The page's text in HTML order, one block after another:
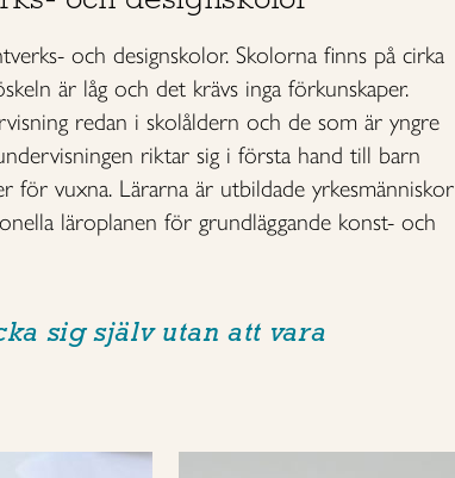
och designskolor. Skolorna finns på cirka
är låg och det krävs inga förkunskaper.
redan i skolåldern och de som är yngre
riktar sig i första hand till barn
för vuxna. Lärarna är utbildade yrkesmänniskor
läroplanen för grundläggande konst- och
sig själv utan att vara